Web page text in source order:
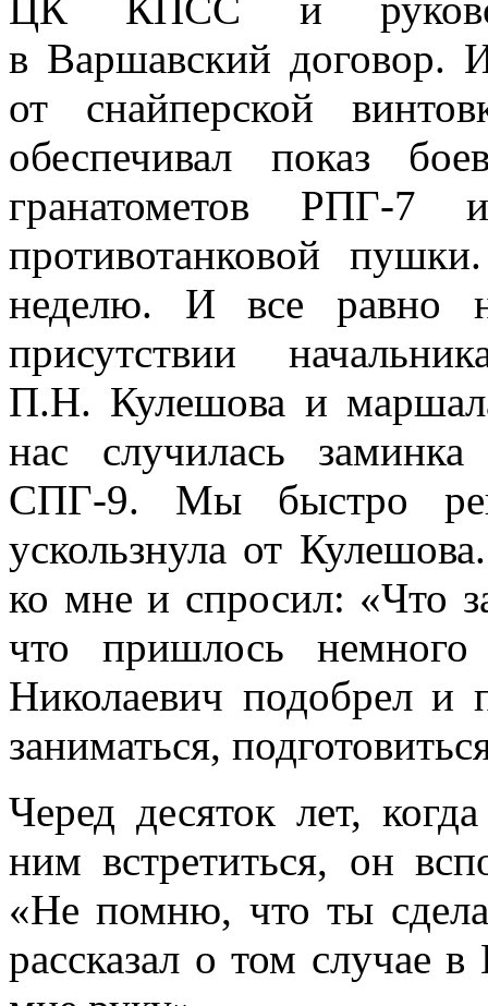
ЦК КПСС и
в Варшавский договор.
от снайперской
обеспечивал показ
гранатометов
противотанковой
неделю. И все равно
присутствии
П.Н. Кулешова и
нас случилась
СПГ-9. Мы быстро
ускользнула от
ко мне и спросил: «Что
что пришлось немного
Николаевич подобрел и
заниматься,
Черед десяток лет,
ним встретиться, он
«Не помню, что ты
рассказал о том случае